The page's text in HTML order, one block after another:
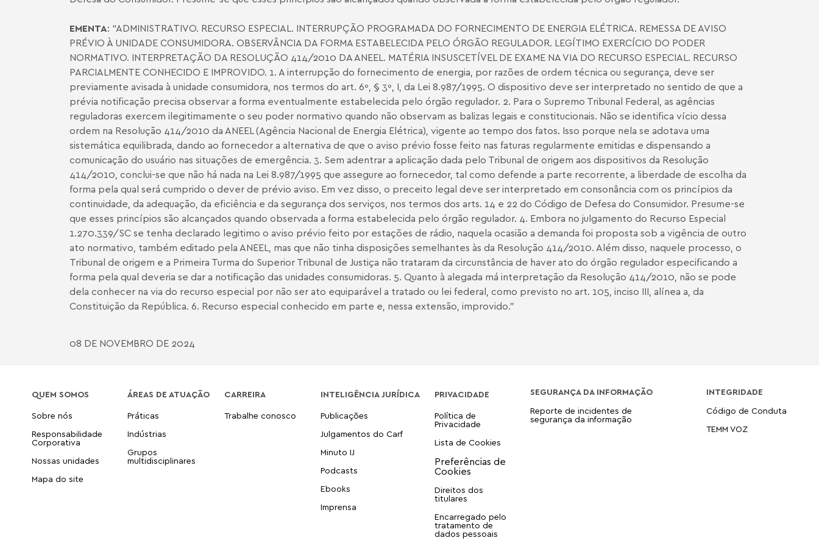
EMENTA: “ADMINISTRATIVO. RECURSO ESPECIAL. INTERRUPÇÃO PROGRAMADA DO FORNECIMENTO DE ENERGIA ELÉTRICA. REMESSA DE AVISO
PRÉVIO À UNIDADE CONSUMIDORA. OBSERVÂNCIA DA FORMA ESTABELECIDA PELO ÓRGÃO REGULADOR. LEGÍTIMO EXERCÍCIO DO PODER
NORMATIVO. INTERPRETAÇÃO DA RESOLUÇÃO 414/2010 DA ANEEL. MATÉRIA INSUSCETÍVEL DE EXAME NA VIA DO RECURSO ESPECIAL. RECURSO
PARCIALMENTE CONHECIDO E IMPROVIDO. 1. A interrupção do fornecimento de energia, por razões de ordem técnica ou segurança, deve ser
previamente avisada à unidade consumidora, nos termos do art. 6º, § 3º, I, da Lei 8.987/1995. O dispositivo deve ser interpretado no sentido de que a
prévia notificação precisa observar a forma eventualmente estabelecida pelo órgão regulador. 2. Para o Supremo Tribunal Federal, as agências
reguladoras exercem ilegitimamente o seu poder normativo quando não observam as balizas legais e constitucionais. Não se identifica vício dessa
ordem na Resolução 414/2010 da ANEEL (Agência Nacional de Energia Elétrica), vigente ao tempo dos fatos. Isso porque nela se adotava uma
sistemática equilibrada, dando ao fornecedor a alternativa de que o aviso prévio fosse feito nas faturas regularmente emitidas e dispensando a
comunicação do usuário nas situações de emergência. 3. Sem adentrar a aplicação dada pelo Tribunal de origem aos dispositivos da Resolução
414/2010, conclui-se que não há nada na Lei 8.987/1995 que assegure ao fornecedor, tal como defende a parte recorrente, a liberdade de escolha da
forma pela qual será cumprido o dever de prévio aviso. Em vez disso, o preceito legal deve ser interpretado em consonância com os princípios da
continuidade, da adequação, da eficiência e da segurança dos serviços, nos termos dos arts. 14 e 22 do Código de Defesa do Consumidor. Presume-se
que esses princípios são alcançados quando observada a forma estabelecida pelo órgão regulador. 4. Embora no julgamento do Recurso Especial
1.270.339/SC se tenha declarado legitimo o aviso prévio feito por estações de rádio, naquela ocasião a demanda foi proposta sob a vigência de outro
ato normativo, também editado pela ANEEL, mas que não tinha disposições semelhantes às da Resolução 414/2010. Além disso, naquele processo, o
Tribunal de origem e a Primeira Turma do Superior Tribunal de Justiça não trataram da circunstância de haver ato do órgão regulador especificando a
forma pela qual deveria se dar a notificação das unidades consumidoras. 5. Quanto à alegada má interpretação da Resolução 414/2010, não se pode
dela conhecer na via do recurso especial por não ser ato equiparável a tratado ou lei federal, como previsto no art. 105, inciso III, alínea a, da
Constituição da República. 6. Recurso especial conhecido em parte e, nessa extensão, improvido.”
08 DE NOVEMBRO DE 2024
QUEM SOMOS
Sobre nós
Responsabilidade
Corporativa
Nossas unidades
Mapa do site
ÁREAS DE ATUAÇÃO
Práticas
Indústrias
Grupos
multidisciplinares
CARREIRA
Trabalhe conosco
INTELIGÊNCIA JURÍDICA
Publicações
Julgamentos do Carf
Minuto IJ
Podcasts
Ebooks
Imprensa
PRIVACIDADE
Política de
Privacidade
Lista de Cookies
Direitos dos
titulares
Encarregado pelo
tratamento de
dados pessoais
SEGURANÇA DA INFORMAÇÃO
Reporte de incidentes de
segurança da informação
INTEGRIDADE
Código de Conduta
TEMM VOZ